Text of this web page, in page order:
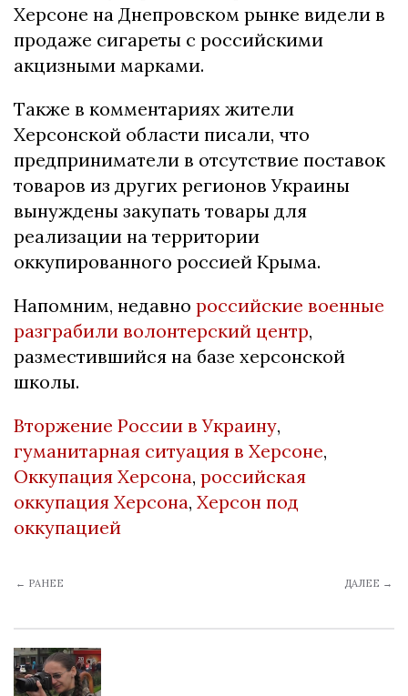
Херсоне на Днепровском рынке видели в
продаже сигареты с российскими
акцизными марками.
Также в комментариях жители
Херсонской области писали, что
предприниматели в отсутствие поставок
товаров из других регионов Украины
вынуждены закупать товары для
реализации на территории
оккупированного россией Крыма.
Напомним, недавно российские военные
разграбили волонтерский центр,
разместившийся на базе херсонской
школы.
Вторжение России в Украину,
гуманитарная ситуация в Херсоне,
Оккупация Херсона, российская
оккупация Херсона, Херсон под
оккупацией
← РАНЕЕ ДАЛЕЕ →